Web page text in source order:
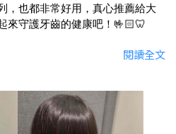
，也都非常好用，真心推薦給大
來守護牙齒的健康吧！🤟🏻🦷
閱讀全文